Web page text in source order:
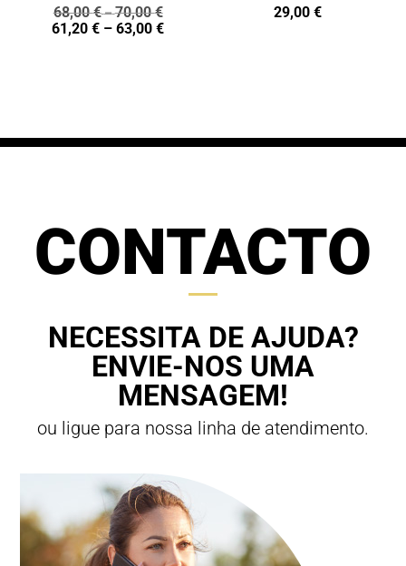
68,00€–70,00€Price
range:
61,20€ – 63,00€Price
29,00€
CONTACTO
NECESSITA DE AJUDA?
ENVIE-NOS UMA
MENSAGEM!
ou ligue para nossa linha de atendimento.